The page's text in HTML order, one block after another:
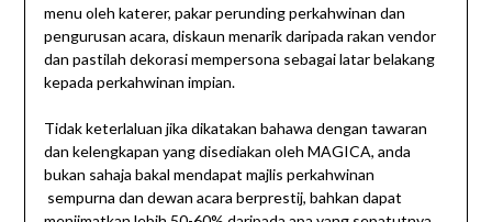
menu oleh katerer, pakar perunding perkahwinan dan
pengurusan acara, diskaun menarik daripada rakan vendor
dan pastilah dekorasi mempersona sebagai latar belakang
kepada perkahwinan impian.
Tidak keterlaluan jika dikatakan bahawa dengan tawaran
dan kelengkapan yang disediakan oleh MAGICA, anda
bukan sahaja bakal mendapat majlis perkahwinan
sempurna dan dewan acara berprestij, bahkan dapat